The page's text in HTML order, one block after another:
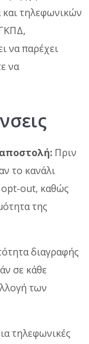
και τηλεφωνικών
να παρέχει
να
Πριν
το κανάλι
opt-out, καθώς
της
διαγραφής
σε κάθε
των
τηλεφωνικές